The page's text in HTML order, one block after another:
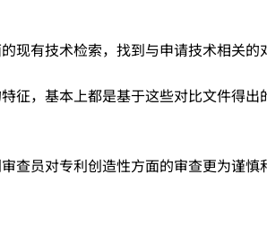
现有技术检索，找到与申请技术相关的
征，基本上都是基于这些对比文件得
查员对专利创造性方面的审查更为谨慎